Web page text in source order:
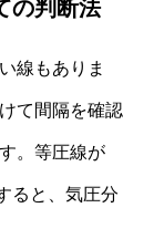
の判断法
線もありま
て間隔を確認
。等圧線が
ると、気圧分